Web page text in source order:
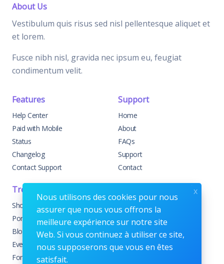
About Us
Vestibulum quis risus sed nisl pellentesque aliquet et
et lorem.
Fusce nibh nisl, gravida nec ipsum eu, feugiat
condimentum velit.
Features
Help Center
Paid with Mobile
Status
Changelog
Contact Support
Support
Home
About
FAQs
Support
Contact
Trending
Shop
Portfolio
Blog
Events
Forums
Knowledge Center
Custom Development
Sponsorships
Terms & Conditions
Nous utilisons des cookies pour nous
assurer que nous vous offrons la
meilleure expérience sur notre site
Web. Si vous continuez à utiliser ce site,
nous supposerons que vous en êtes
satisfait.
x